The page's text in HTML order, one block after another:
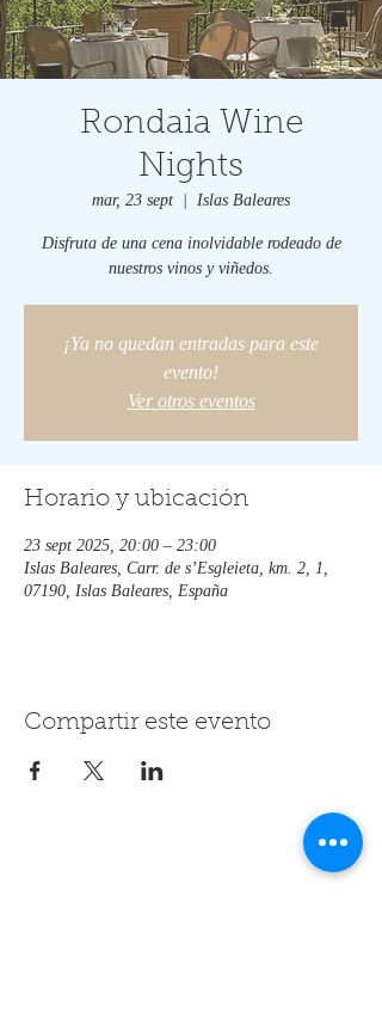
Rondaia Wine
Nights
mar, 23 sept Islas Baleares
Disfruta de una cena inolvidable rodeado de
nuestros vinos y viñedos.
¡Ya no quedan entradas para este
evento!
Ver otros eventos
Horario y ubicación
23 sept 2025, 20:00 – 23:00
Islas Baleares, Carr. de s’Esgleieta, km. 2, 1,
07190, Islas Baleares, España
Compartir este evento